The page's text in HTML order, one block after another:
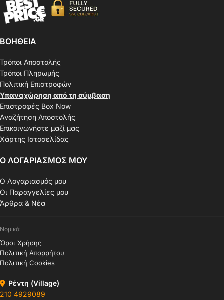
ΒΟΗΘΕΙΑ
Τρόποι Αποστολής
Τρόποι Πληρωμής
Πολιτική Επιστροφών
Υπαναχώρηση από τη σύμβαση
Επιστροφές Box Now
Αναζήτηση Αποστολής
Επικοινωνήστε μαζί μας
Χάρτης Ιστοσελίδας
Ο ΛΟΓΑΡΙΑΣΜΟΣ ΜΟΥ
Ο Λογαριασμός μου
Οι Παραγγελίες μου
Άρθρα & Νέα
Νομικά
Όροι Χρήσης
Πολιτική Απορρήτου
Πολιτική Cookies
Ρέντη (Village)
210 4929089